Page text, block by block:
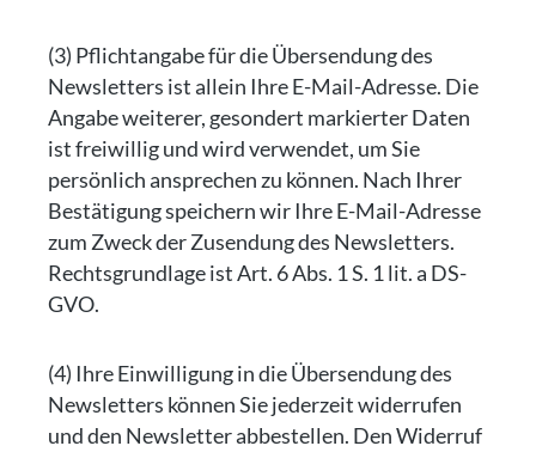
(3) Pflichtangabe für die Übersendung des
Newsletters ist allein Ihre E-Mail-Adresse. Die
Angabe weiterer, gesondert markierter Daten
ist freiwillig und wird verwendet, um Sie
persönlich ansprechen zu können. Nach Ihrer
Bestätigung speichern wir Ihre E-Mail-Adresse
zum Zweck der Zusendung des Newsletters.
Rechtsgrundlage ist Art. 6 Abs. 1 S. 1 lit. a DS-
GVO.
(4) Ihre Einwilligung in die Übersendung des
Newsletters können Sie jederzeit widerrufen
und den Newsletter abbestellen. Den Widerruf